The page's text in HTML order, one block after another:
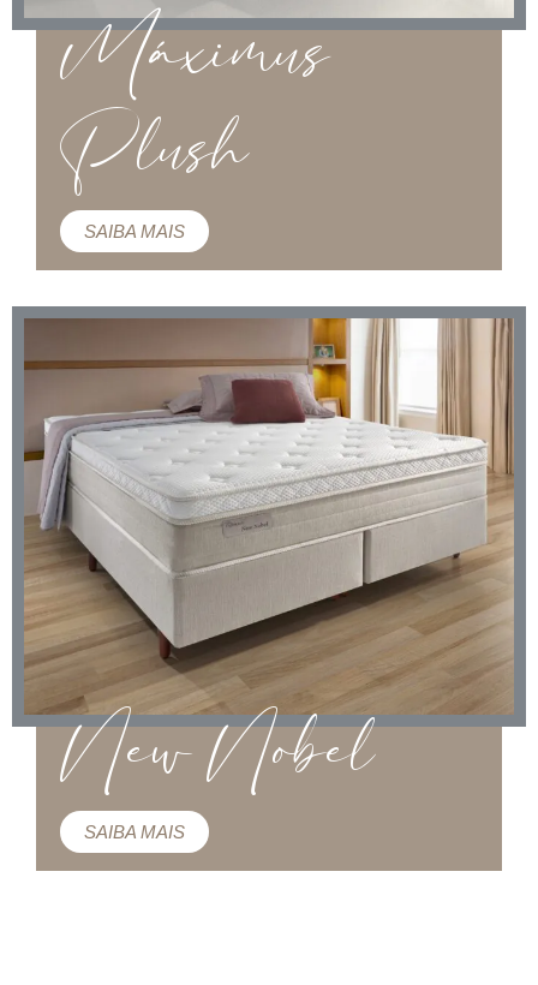
Máximus
Plush
SAIBA MAIS
New Nobel
SAIBA MAIS